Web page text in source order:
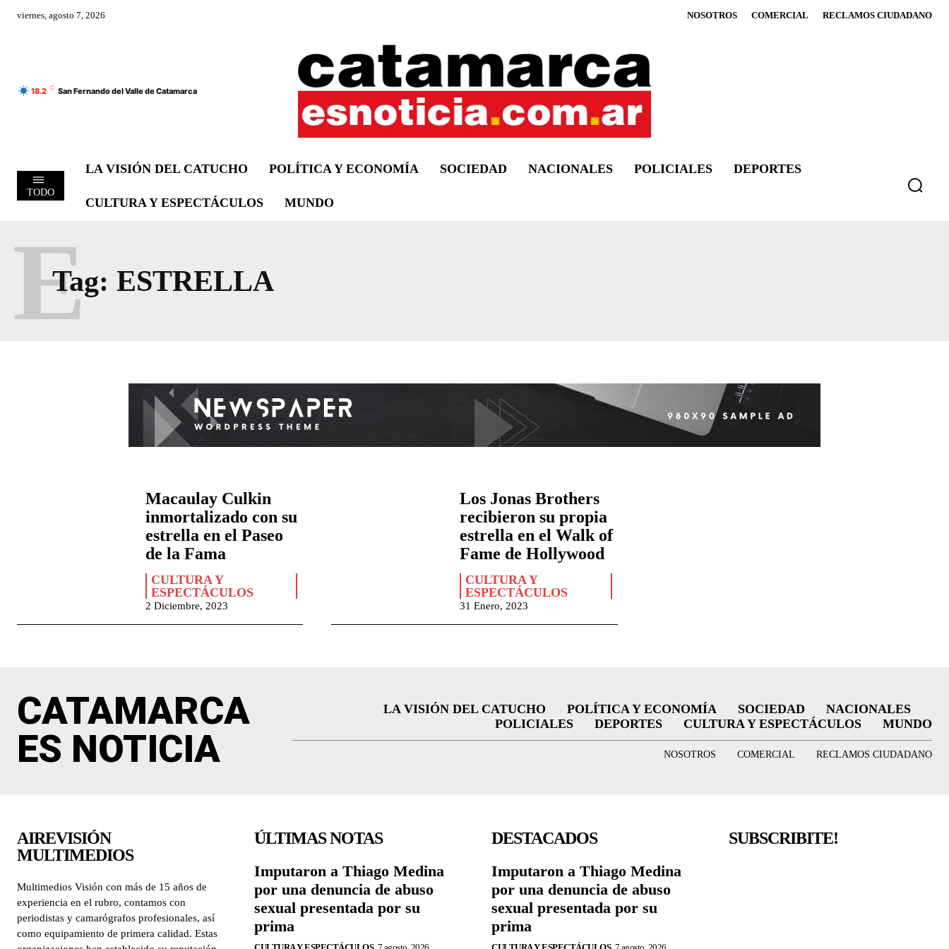
viernes, agosto 7, 2026 NOSOTROS COMERCIAL RECLAMOS CIUDADANO
18.2 C San Fernando del Valle de Catamarca
TODO
LA VISIÓN DEL CATUCHO POLÍTICA Y ECONOMÍA SOCIEDAD NACIONALES POLICIALES DEPORTES
CULTURA Y ESPECTÁCULOS MUNDO
Tag: ESTRELLA
E
Macaulay Culkin
inmortalizado con su
estrella en el Paseo
de la Fama
CULTURA Y
ESPECTÁCULOS
2 Diciembre, 2023
Los Jonas Brothers
recibieron su propia
estrella en el Walk of
Fame de Hollywood
CULTURA Y
ESPECTÁCULOS
31 Enero, 2023
CATAMARCA
ES NOTICIA
LA VISIÓN DEL CATUCHO POLÍTICA Y ECONOMÍA SOCIEDAD
NACIONALES
POLICIALES
DEPORTES CULTURA Y ESPECTÁCULOS MUNDO
NOSOTROS COMERCIAL RECLAMOS CIUDADANO
AIREVISIÓN
MULTIMEDIOS
Multimedios Visión con más de 15 años de
experiencia en el rubro, contamos con
periodistas y camarógrafos profesionales, así
como equipamiento de primera calidad. Estas
ÚLTIMAS NOTAS
Imputaron a Thiago Medina
por una denuncia de abuso
sexual presentada por su
prima
DESTACADOS
Imputaron a Thiago Medina
por una denuncia de abuso
sexual presentada por su
prima
SUBSCRIBITE!